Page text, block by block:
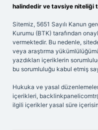
halindedir ve tavsiye niteliği
Sitemiz, 5651 Sayılı Kanun
Kurumu (BTK) tarafından
vermektedir. Bu nedenle,
veya araştırma
yazdıkları içeriklerin
bu sorumluluğu kabul etmiş
Hukuka ve yasal
içerikleri,
ilgili içerikler yasal süre